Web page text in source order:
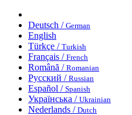
Deutsch / German
English
Türkçe / Turkish
Français / French
Română / Romanian
Русский / Russian
Español / Spanish
Українська / Ukrainian
Nederlands / Dutch